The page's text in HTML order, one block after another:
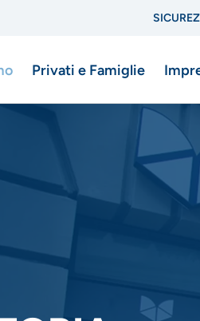
di
di
Privati e Famiglie